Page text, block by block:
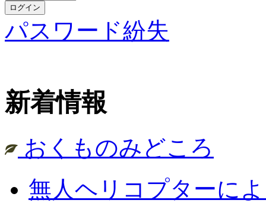
パスワード紛失
新着情報
おくものみどころ
無人ヘリコプターに